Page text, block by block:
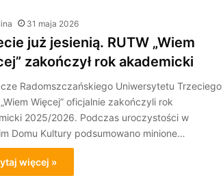
31 maja 2026
już jesienią. RUTW „Wiem
zakończył rok akademicki
Radomszczańskiego Uniwersytetu Trzeciego
Więcej” oficjalnie zakończyli rok
2025/2026. Podczas uroczystości w
Domu Kultury podsumowano minione…
więcej »